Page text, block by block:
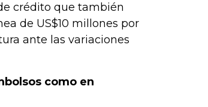
crédito que también
de US$10 millones por
ante las variaciones
como en